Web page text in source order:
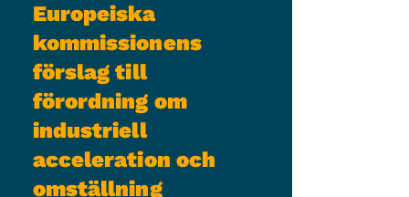
Europeiska
kommissionens
förslag till
förordning om
industriell
acceleration och
omställning